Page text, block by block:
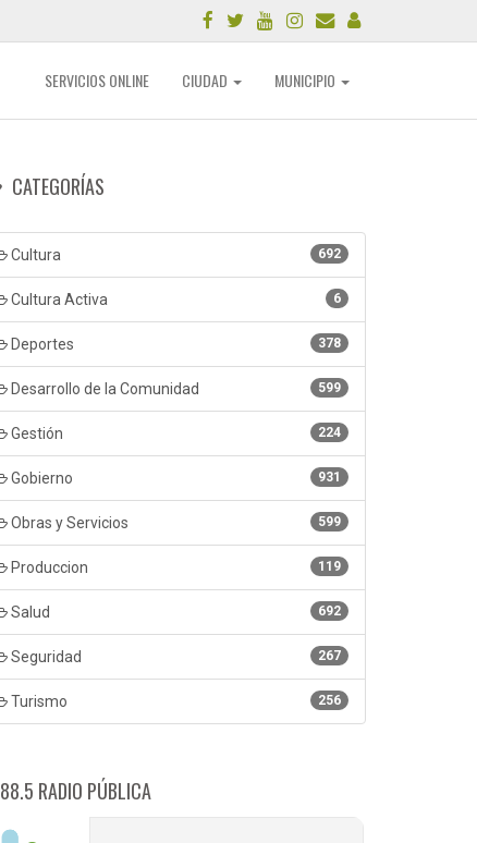
SERVICIOS ONLINE CIUDAD MUNICIPIO
CATEGORÍAS
692
Cultura
6
Cultura Activa
378
Deportes
599
Desarrollo de la Comunidad
224
Gestión
931
Gobierno
599
Obras y Servicios
119
Produccion
692
Salud
267
Seguridad
256
Turismo
88.5 RADIO PÚBLICA